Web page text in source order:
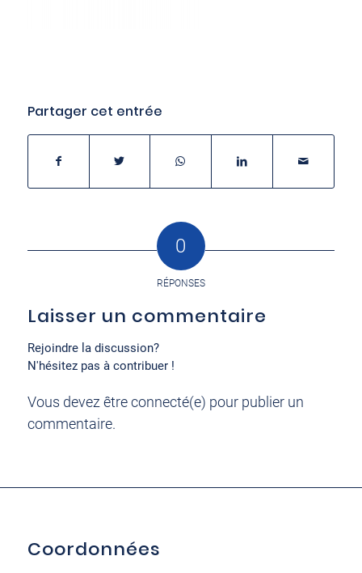
Partager cet entrée
0
RÉPONSES
Laisser un commentaire
Rejoindre la discussion?
N'hésitez pas à contribuer !
Vous devez être connecté(e) pour publier un
commentaire.
Coordonnées